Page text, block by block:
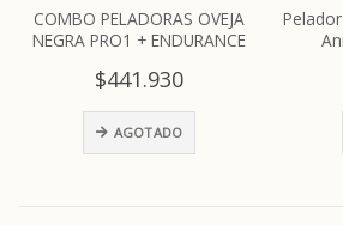
COMBO PELADORAS OVEJA
NEGRA PRO1 + ENDURANCE
$441.930
AGOTADO